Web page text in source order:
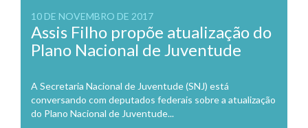
10 DE NOVEMBRO DE 2017
Assis Filho propõe atualização do
Plano Nacional de Juventude
A Secretaria Nacional de Juventude (SNJ) está
conversando com deputados federais sobre a atualização
do Plano Nacional de Juventude...